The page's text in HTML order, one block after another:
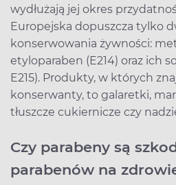
wydłużają jej okres
Europejska dopuszcza tylko
konserwowania żywności:
etyloparaben (E214) oraz ich
E215). Produkty, w których
konserwanty, to galaretki,
tłuszcze cukiernicze czy
Czy parabeny są
parabenów na